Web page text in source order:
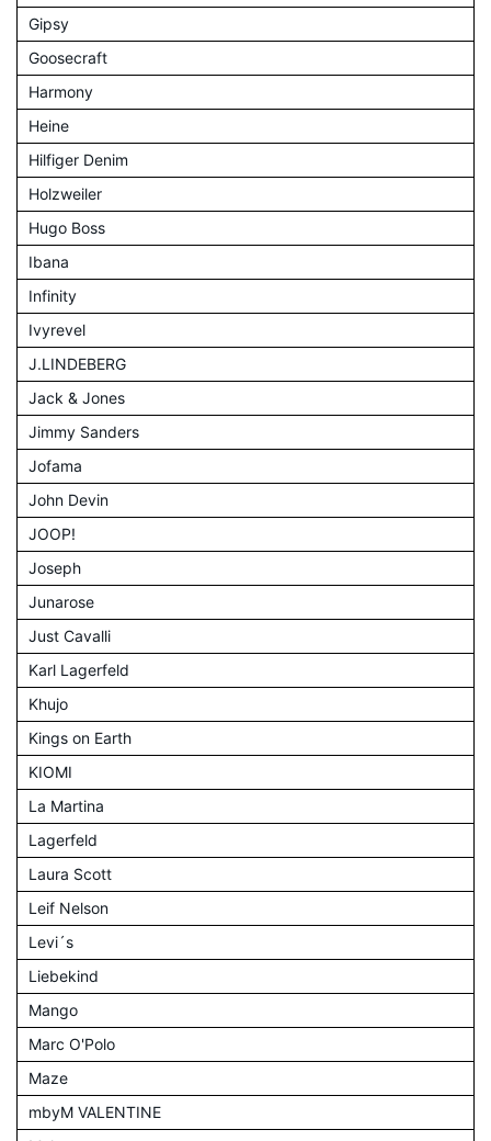
Gipsy
Goosecraft
Harmony
Heine
Hilfiger Denim
Holzweiler
Hugo Boss
Ibana
Infinity
Ivyrevel
J.LINDEBERG
Jack & Jones
Jimmy Sanders
Jofama
John Devin
JOOP!
Joseph
Junarose
Just Cavalli
Karl Lagerfeld
Khujo
Kings on Earth
KIOMI
La Martina
Lagerfeld
Laura Scott
Leif Nelson
Levi´s
Liebekind
Mango
Marc O'Polo
Maze
mbyM VALENTINE